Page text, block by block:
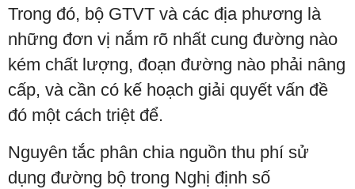
Trong đó, bộ GTVT và các địa phương là
những đơn vị nắm rõ nhất cung đường nào
kém chất lượng, đoạn đường nào phải nâng
cấp, và cần có kế hoạch giải quyết vấn đề
đó một cách triệt để.
Nguyên tắc phân chia nguồn thu phí sử
dụng đường bộ trong Nghị định số